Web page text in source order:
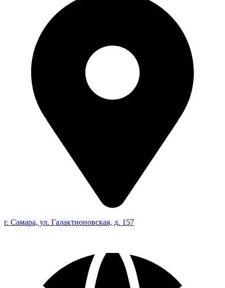
г. Самара, ул. Галактионовская, д. 157